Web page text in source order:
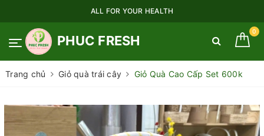
ALL FOR YOUR HEALTH
PHUC FRESH
0
Trang chủ Giỏ quà trái cây Giỏ Quà Cao Cấp Set 600k